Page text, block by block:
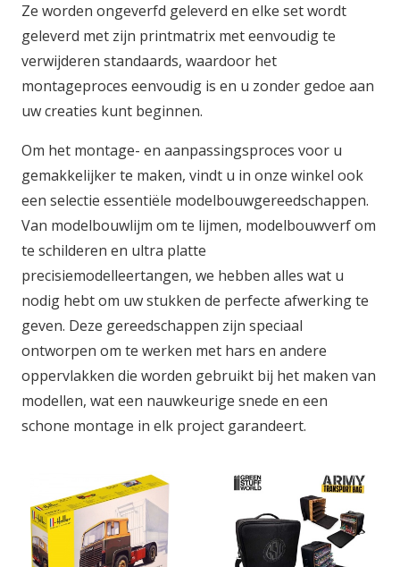
Ze worden ongeverfd geleverd en elke set wordt
geleverd met zijn printmatrix met eenvoudig te
verwijderen standaards, waardoor het
montageproces eenvoudig is en u zonder gedoe aan
uw creaties kunt beginnen.
Om het montage- en aanpassingsproces voor u
gemakkelijker te maken, vindt u in onze winkel ook
een selectie essentiële modelbouwgereedschappen.
Van modelbouwlijm om te lijmen, modelbouwverf om
te schilderen en ultra platte
precisiemodelleertangen, we hebben alles wat u
nodig hebt om uw stukken de perfecte afwerking te
geven. Deze gereedschappen zijn speciaal
ontworpen om te werken met hars en andere
oppervlakken die worden gebruikt bij het maken van
modellen, wat een nauwkeurige snede en een
schone montage in elk project garandeert.